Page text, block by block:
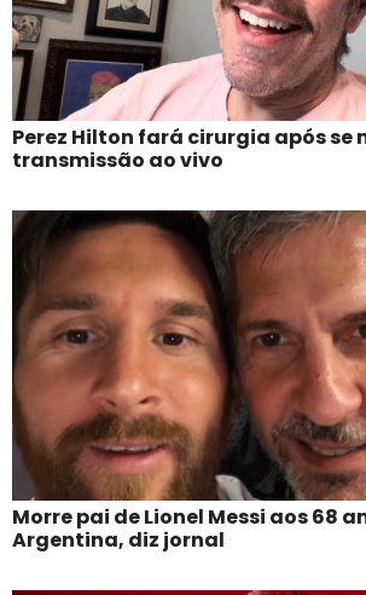
Perez Hilton fará cirurgia após se
transmissão ao vivo
Morre pai de Lionel Messi aos 68
Argentina, diz jornal